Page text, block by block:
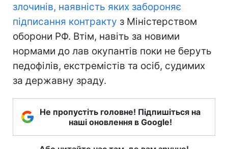
злочинів, наявність яких забороняє
підписання контракту з Міністерством
оборони РФ. Втім, навіть за новими
нормами до лав окупантів поки не беруть
педофілів, екстремістів та осіб, судимих
за державну зраду.
Не пропустіть головне! Підпишіться на
наші оновлення в Google!